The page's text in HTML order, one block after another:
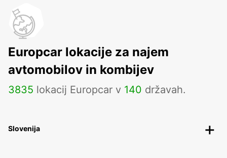
Europcar lokacije za najem
avtomobilov in kombijev
3835 lokacij Europcar v 140 državah.
Slovenija